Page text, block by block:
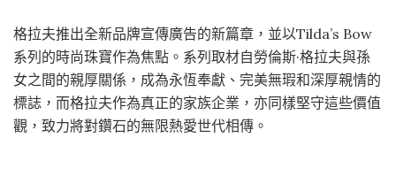
格拉夫推出全新品牌宣傳廣告的新篇章，並以Tilda’s Bow
系列的時尚珠寶作為焦點。系列取材自勞倫斯·格拉夫與孫
女之間的親厚關係，成為永恆奉獻、完美無瑕和深厚親情的
標誌，而格拉夫作為真正的家族企業，亦同樣堅守這些價值
觀，致力將對鑽石的無限熱愛世代相傳。